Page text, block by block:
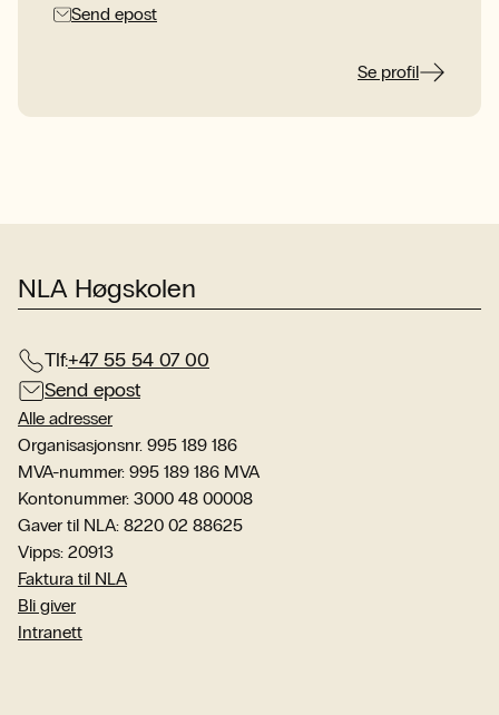
Send epost
Se profil
NLA Høgskolen
Tlf:+47 55 54 07 00
Send epost
Alle adresser
Organisasjonsnr. 995 189 186
MVA-nummer: 995 189 186 MVA
Kontonummer: 3000 48 00008
Gaver til NLA: 8220 02 88625
Vipps: 20913
Faktura til NLA
Bli giver
Intranett